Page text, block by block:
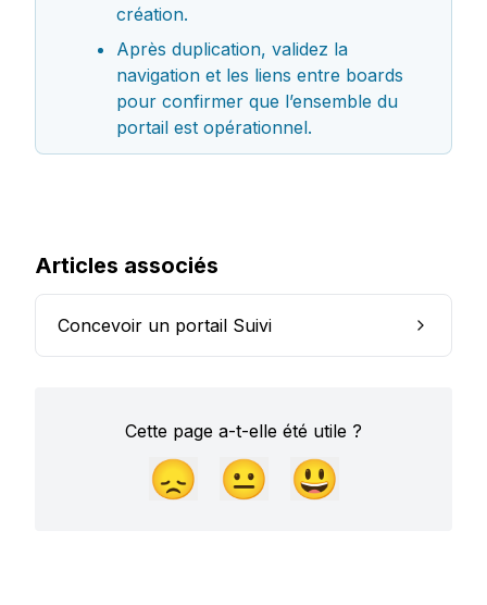
création.
Après duplication, validez la
navigation et les liens entre boards
pour confirmer que l’ensemble du
portail est opérationnel.
Articles associés
Concevoir un portail Suivi
Cette page a-t-elle été utile ?
😞 😐 😃